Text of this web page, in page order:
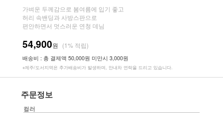
가벼운 두께감으로 봄여름에 입기 좋고
허리 속밴딩과 사방스판으로
편안하면서 멋스러운 연청 데님
54,900원 (1% 적립)
배송비 : 총 결제액 50,000원 미만시 3,000원
※제주/도서지역은 추가배송비가 발생하며, 안내차 연락을 드리고 있습니다.
주문정보
컬러